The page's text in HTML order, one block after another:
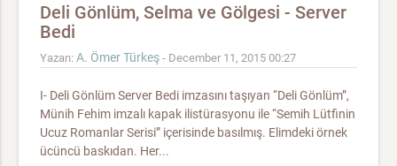
Deli Gönlüm, Selma ve Gölgesi - Server
Bedi
Yazan: A. Ömer Türkeş - December 11, 2015 00:27
I- Deli Gönlüm Server Bedi imzasını taşıyan “Deli Gönlüm”,
Münih Fehim imzalı kapak ilistürasyonu ile “Semih Lütfinin
Ucuz Romanlar Serisi” içerisinde basılmış. Elimdeki örnek
ücüncü baskıdan. Her...